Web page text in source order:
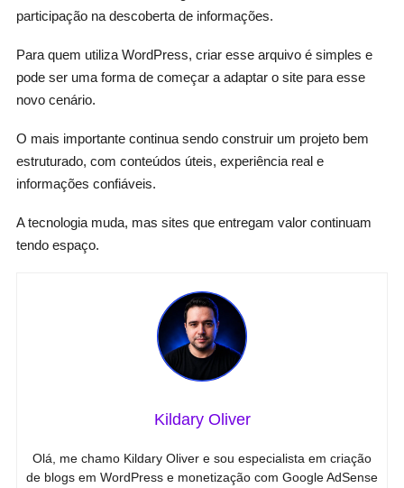
participação na descoberta de informações.
Para quem utiliza WordPress, criar esse arquivo é simples e
pode ser uma forma de começar a adaptar o site para esse
novo cenário.
O mais importante continua sendo construir um projeto bem
estruturado, com conteúdos úteis, experiência real e
informações confiáveis.
A tecnologia muda, mas sites que entregam valor continuam
tendo espaço.
Kildary Oliver
Olá, me chamo Kildary Oliver e sou especialista em criação
de blogs em WordPress e monetização com Google AdSense